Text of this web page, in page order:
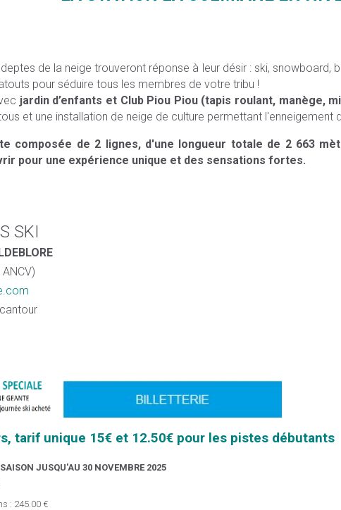
de la neige trouveront réponse à leur désir : ski, snowboard,
pour séduire tous les membres de votre tribu !
jardin d’enfants et Club Piou Piou (tapis roulant, manège,
et une installation de neige de culture permettant l'enneigement
composée de 2 lignes, d'une longueur totale de 2 663
pour une expérience unique et des sensations fortes.
SKI
tarif unique 15€ et 12.50€ pour les pistes débutants
JUSQU'AU 30 NOVEMBRE 2025
: 245.00 €